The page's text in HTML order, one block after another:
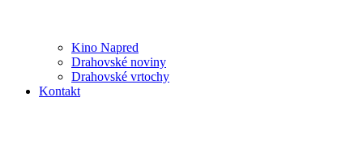
Kino Napred
Drahovské noviny
Drahovské vrtochy
Kontakt